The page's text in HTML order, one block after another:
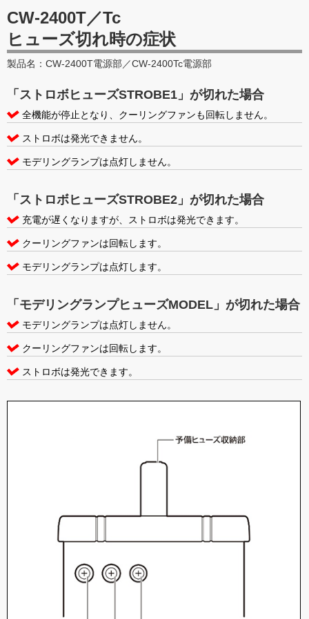
CW-2400T／Tc
ヒューズ切れ時の症状
製品名：CW-2400T電源部／CW-2400Tc電源部
「ストロボヒューズSTROBE1」が切れた場合
全機能が停止となり、クーリングファンも回転しません。
ストロボは発光できません。
モデリングランプは点灯しません。
「ストロボヒューズSTROBE2」が切れた場合
充電が遅くなりますが、ストロボは発光できます。
クーリングファンは回転します。
モデリングランプは点灯します。
「モデリングランプヒューズMODEL」が切れた場合
モデリングランプは点灯しません。
クーリングファンは回転します。
ストロボは発光できます。